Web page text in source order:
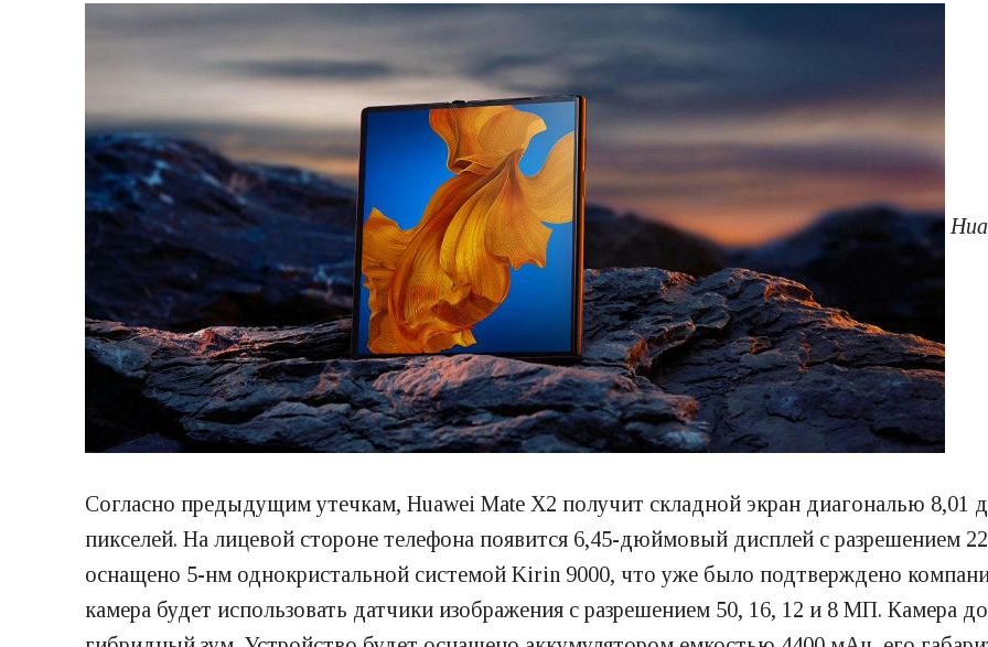
Согласно предыдущим утечкам, Huawei Mate X2 получит складной экран диагональю 8,01
пикселей. На лицевой стороне телефона появится 6,45-дюймовый дисплей с разрешением
оснащено 5-нм однокристальной системой Kirin 9000, что уже было подтверждено
камера будет использовать датчики изображения с разрешением 50, 16, 12 и 8 МП. Камера